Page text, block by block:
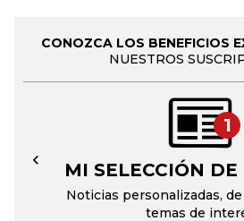
CONOZCA LOS BENEFICIOS
NUESTROS
1
MI SELECCIÓN
Noticias personalizadas,
temas de
←